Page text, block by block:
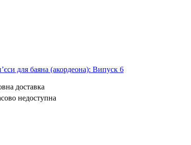
для баяна (акордеона): Випуск 6
доставка
недоступна